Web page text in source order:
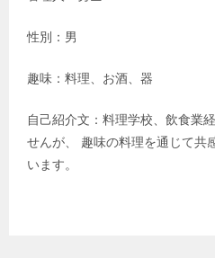
性別：男
趣味：料理、お酒、器
自己紹介文：料理学校、飲食業
せんが、 趣味の料理を通じて共
います。